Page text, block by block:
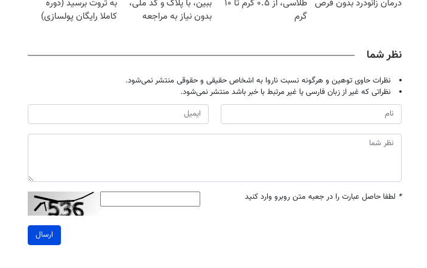
درمان زانودرد بدون قرص
طلاسی، از ۰.۵ گرم تا ۱۰
گرم
ببین، با پلاک و کد ملی،
بدون نیاز به مراجعه
به ثروت برسید (دوره
کاملا رایگان پولسازی)
نظر شما
نظرات حاوی توهین و هرگونه نسبت ناروا به اشخاص حقیقی و حقوقی منتشر نمی‌شود.
نظراتی که غیر از زبان فارسی یا غیر مرتبط با خبر باشد منتشر نمی‌شود.
* لطفا حاصل عبارت را در جعبه متن روبرو وارد کنید
ارسال